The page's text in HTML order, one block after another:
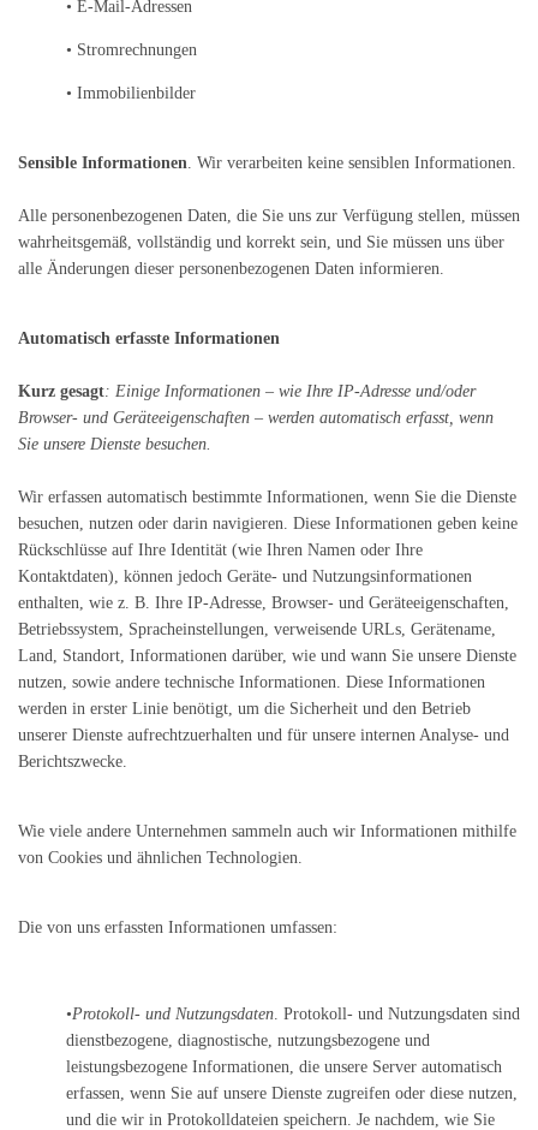
• E-Mail-Adressen
• Stromrechnungen
• Immobilienbilder
Sensible Informationen . Wir verarbeiten keine sensiblen Informationen.
Alle personenbezogenen Daten, die Sie uns zur Verfügung stellen, müssen
wahrheitsgemäß, vollständig und korrekt sein, und Sie müssen uns über
alle Änderungen dieser personenbezogenen Daten informieren.
Automatisch erfasste Informationen
Kurz gesagt: Einige Informationen – wie Ihre IP-Adresse und/oder
Browser- und Geräteeigenschaften – werden automatisch erfasst, wenn
Sie unsere Dienste besuchen.
Wir erfassen automatisch bestimmte Informationen, wenn Sie die Dienste
besuchen, nutzen oder darin navigieren. Diese Informationen geben keine
Rückschlüsse auf Ihre Identität (wie Ihren Namen oder Ihre
Kontaktdaten), können jedoch Geräte- und Nutzungsinformationen
enthalten, wie z. B. Ihre IP-Adresse, Browser- und Geräteeigenschaften,
Betriebssystem, Spracheinstellungen, verweisende URLs, Gerätename,
Land, Standort, Informationen darüber, wie und wann Sie unsere Dienste
nutzen, sowie andere technische Informationen. Diese Informationen
werden in erster Linie benötigt, um die Sicherheit und den Betrieb
unserer Dienste aufrechtzuerhalten und für unsere internen Analyse- und
Berichtszwecke.
Wie viele andere Unternehmen sammeln auch wir Informationen mithilfe
von Cookies und ähnlichen Technologien.
Die von uns erfassten Informationen umfassen:
•Protokoll- und Nutzungsdaten . Protokoll- und Nutzungsdaten sind
dienstbezogene, diagnostische, nutzungsbezogene und
leistungsbezogene Informationen, die unsere Server automatisch
erfassen, wenn Sie auf unsere Dienste zugreifen oder diese nutzen,
und die wir in Protokolldateien speichern. Je nachdem, wie Sie